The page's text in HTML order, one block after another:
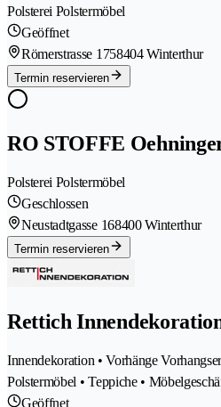
Polsterei Polstermöbel
Geöffnet
Römerstrasse 1758404 Winterthur
Termin reservieren
RO STOFFE
Polsterei Polstermöbel
Geschlossen
Neustadtgasse 168400 Winterthur
Termin reservieren
Rettich
Innendekoration • Vorhänge
Polstermöbel • Teppiche •
Geöffnet